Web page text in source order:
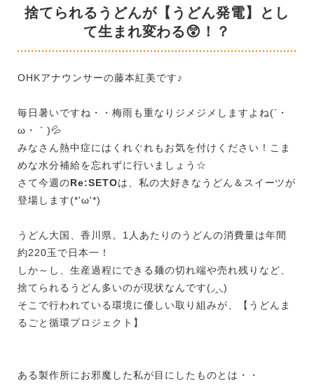
捨てられるうどんが【うどん発電】とし
て生まれ変わる😲！？
OHKアナウンサーの藤本紅美です♪
毎日暑いですね・・梅雨も重なりジメジメしますよね(´・
ω・｀)💦
みなさん熱中症にはくれぐれもお気を付けください！こま
めな水分補給を忘れずに行いましょう☆
さて今週のRe:SETOは、私の大好きなうどん＆スイーツが
登場します(*'ω'*)
うどん大国、香川県。 1人あたりのうどんの消費量は年間
約220玉で日本一！
しか～し、 生産過程にできる麺の切れ端や売れ残りなど、
捨てられるうどん多いのが現状なんです(◞‸◟)
そこで行われている環境に優しい取り組みが、【うどんま
るごと循環プロジェクト】
ある製作所にお邪魔した私が目にしたものとは・・